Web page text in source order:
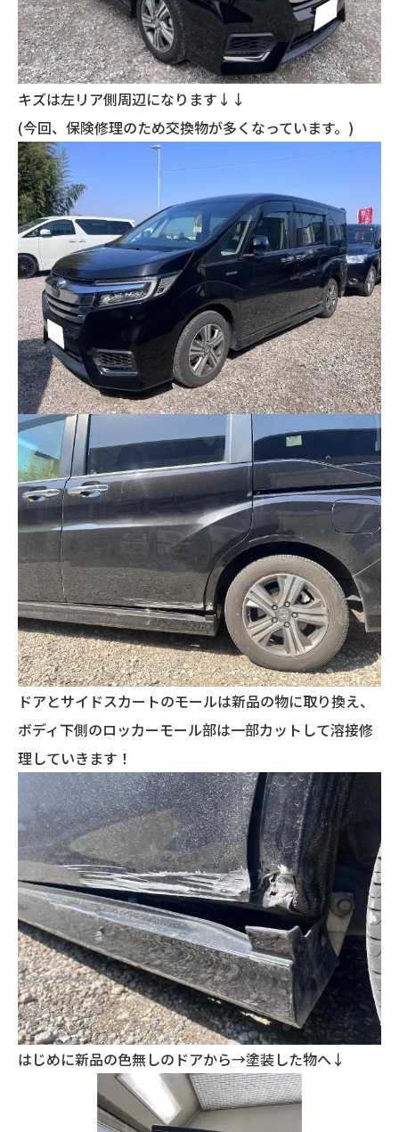
キズは左リア側周辺になります↓↓
(今回、保険修理のため交換物が多くなっています。)
ドアとサイドスカートのモールは新品の物に取り換え、
ボディ下側のロッカーモール部は一部カットして溶接修
理していきます！
はじめに新品の色無しのドアから→塗装した物へ↓